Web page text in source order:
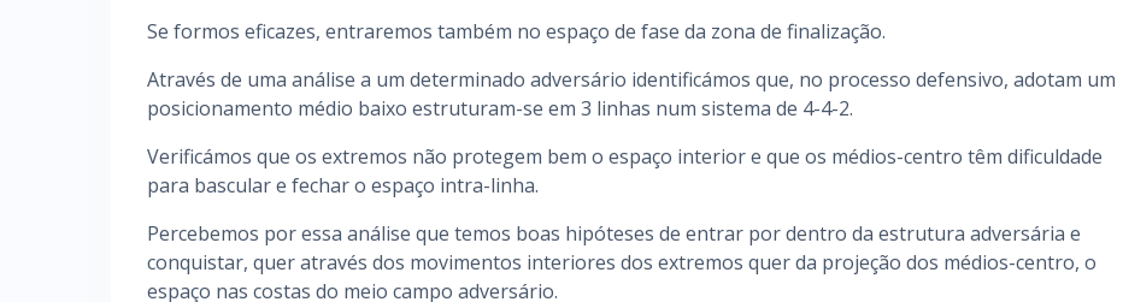
Se formos eficazes, entraremos também no espaço de fase da zona de finalização.
Através de uma análise a um determinado adversário identificámos que, no processo defensivo, adotam um
posicionamento médio baixo estruturam-se em 3 linhas num sistema de 4-4-2.
Verificámos que os extremos não protegem bem o espaço interior e que os médios-centro têm dificuldade
para bascular e fechar o espaço intra-linha.
Percebemos por essa análise que temos boas hipóteses de entrar por dentro da estrutura adversária e
conquistar, quer através dos movimentos interiores dos extremos quer da projeção dos médios-centro, o
espaço nas costas do meio campo adversário.